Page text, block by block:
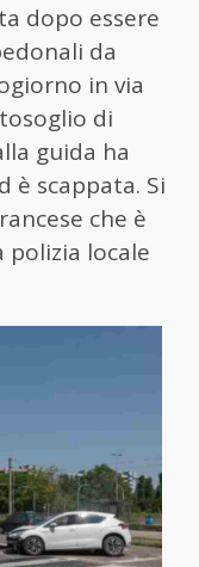
dopo essere
da
in via
di
guida ha
è scappata. Si
che è
locale